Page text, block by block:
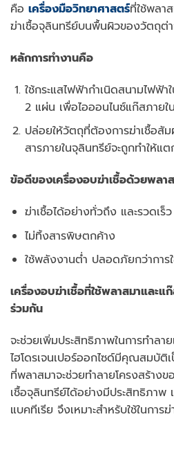
คือ เครื่องมือวิทยาศาสตร์ที่ใช้พลา
ฆ่าเชื้อจุลินทรีย์บนพื้นผิวของวัตถุต่
หลักการทำงานคือ
ใช้กระแสไฟฟ้ากำเนิดสนามไฟฟ้า
2 แผ่น เพื่อไอออนไนซ์แก๊สภายใ
ปล่อยให้วัตถุที่ต้องการฆ่าเชื้อสั
สารภายในจุลินทรีย์จะถูกทำให้แ
ข้อดีของเครื่องอบฆ่าเชื้อด้วยพลา
ฆ่าเชื้อได้อย่างทั่วถึง และรวดเร็ว
ไม่ทิ้งสารพิษตกค้าง
ใช้พลังงานต่ำ ปลอดภัยกว่าการ
เครื่องอบฆ่าเชื้อที่ใช้พลาสมาและแ
ร่วมกัน
จะช่วยเพิ่มประสิทธิภาพในการทำลา
ไฮโดรเจนเปอร์ออกไซด์มีคุณสมบัติ
ที่พลาสมาจะช่วยทำลายโครงสร้างข
เชื้อจุลินทรีย์ได้อย่างมีประสิทธิภาพ
แบคทีเรีย จึงเหมาะสำหรับใช้ในการ